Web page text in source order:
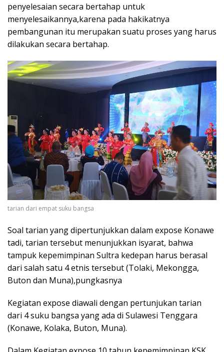
penyelesaian secara bertahap untuk
menyelesaikannya,karena pada hakikatnya
pembangunan itu merupakan suatu proses yang harus
dilakukan secara bertahap.
tarian dari empat suku bangsa
Soal tarian yang dipertunjukkan dalam expose Konawe
tadi, tarian tersebut menunjukkan isyarat, bahwa
tampuk kepemimpinan Sultra kedepan harus berasal
dari salah satu 4 etnis tersebut (Tolaki, Mekongga,
Buton dan Muna),pungkasnya
Kegiatan expose diawali dengan pertunjukan tarian
dari 4 suku bangsa yang ada di Sulawesi Tenggara
(Konawe, Kolaka, Buton, Muna).